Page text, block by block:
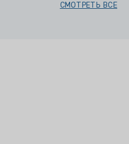
СМОТРЕТЬ ВСЕ